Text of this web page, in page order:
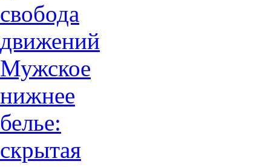
свобода
движений
Мужское
нижнее
белье:
скрытая